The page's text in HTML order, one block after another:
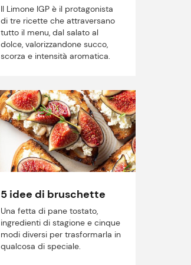
Il Limone IGP è il protagonista
di tre ricette che attraversano
tutto il menu, dal salato al
dolce, valorizzandone succo,
scorza e intensità aromatica.
5 idee di bruschette
Una fetta di pane tostato,
ingredienti di stagione e cinque
modi diversi per trasformarla in
qualcosa di speciale.